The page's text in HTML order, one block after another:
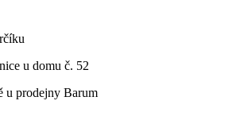
u domu č. 52
u prodejny Barum